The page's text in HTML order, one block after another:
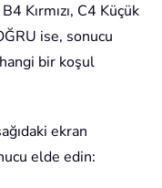
Kırmızı, C4 Küçük
ise, sonucu
bir koşul
ekran
elde edin: